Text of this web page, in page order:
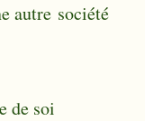
autre société
de soi